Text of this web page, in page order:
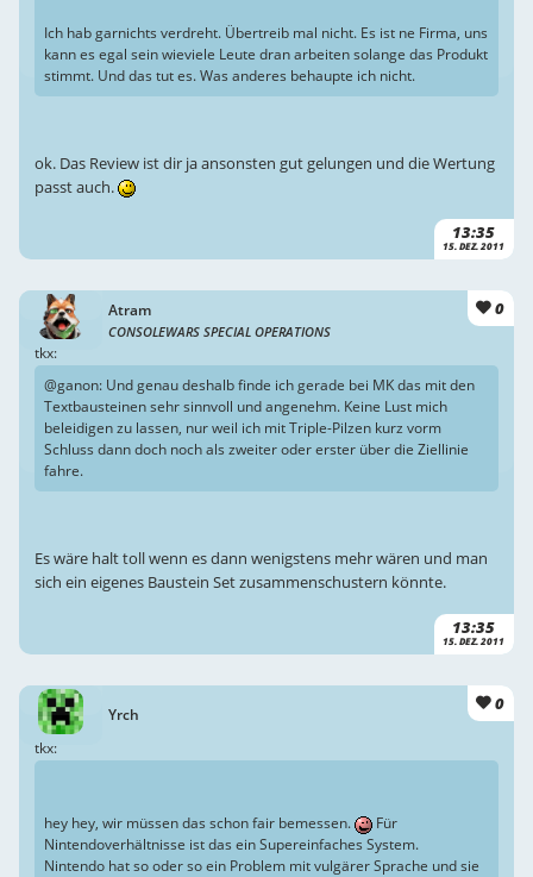
13:35
15. DEZ. 2011
Ich hab garnichts verdreht. Übertreib mal nicht. Es ist ne Firma, uns
kann es egal sein wieviele Leute dran arbeiten solange das Produkt
stimmt. Und das tut es. Was anderes behaupte ich nicht.
ok. Das Review ist dir ja ansonsten gut gelungen und die Wertung
passt auch.
Atram
CONSOLEWARS SPECIAL OPERATIONS
0
13:35
15. DEZ. 2011
tkx:
@ganon: Und genau deshalb finde ich gerade bei MK das mit den
Textbausteinen sehr sinnvoll und angenehm. Keine Lust mich
beleidigen zu lassen, nur weil ich mit Triple-Pilzen kurz vorm
Schluss dann doch noch als zweiter oder erster über die Ziellinie
fahre.
Es wäre halt toll wenn es dann wenigstens mehr wären und man
sich ein eigenes Baustein Set zusammenschustern könnte.
Yrch
0
tkx:
hey hey, wir müssen das schon fair bemessen.
Für
Nintendoverhältnisse ist das ein Supereinfaches System.
Nintendo hat so oder so ein Problem mit vulgärer Sprache und sie